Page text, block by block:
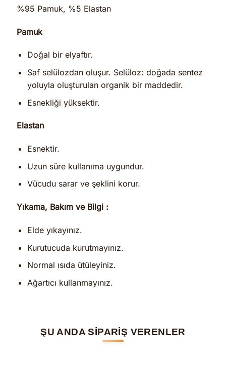
%95 Pamuk, %5 Elastan
Pamuk
Doğal bir elyaftır.
Saf selülozdan oluşur. Selüloz: doğada sentez
yoluyla oluşturulan organik bir maddedir.
Esnekliği yüksektir.
Elastan
Esnektir.
Uzun süre kullanıma uygundur.
Vücudu sarar ve şeklini korur.
Yıkama, Bakım ve Bilgi :
Elde yıkayınız.
Kurutucuda kurutmayınız.
Normal ısıda ütüleyiniz.
Ağartıcı kullanmayınız.
ŞU ANDA SİPARİŞ VERENLER